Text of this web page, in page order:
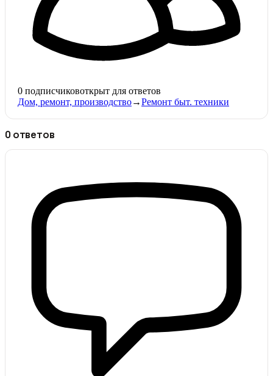
0 подписчиковоткрыт для ответов
Дом, ремонт, производство→Ремонт быт. техники
0 ответов